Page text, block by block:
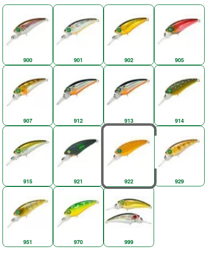
900 901 902 905
907 912 913 914
915 921 922 929
951 970 999